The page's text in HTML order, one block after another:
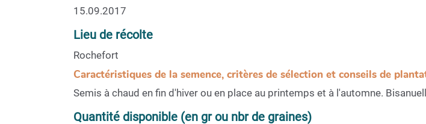
15.09.2017
Lieu de récolte
Rochefort
Caractéristiques de la semence, critères de sélection et conseils de
Semis à chaud en fin d'hiver ou en place au printemps et à l'automne.
Quantité disponible (en gr ou nbr de graines)